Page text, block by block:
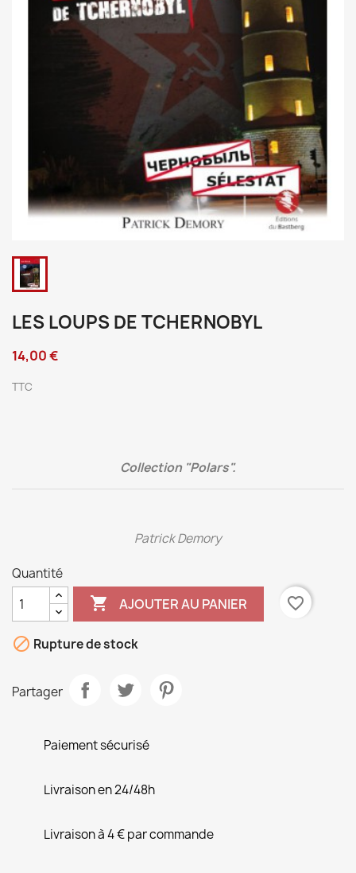
LES LOUPS DE TCHERNOBYL
14,00 €
TTC
Collection "Polars".
Patrick Demory
Quantité
 AJOUTER AU PANIER favorite_border
 Rupture de stock
Partager
Paiement sécurisé
Livraison en 24/48h
Livraison à 4 € par commande